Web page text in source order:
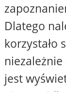
Dlatego
korzystało
jest